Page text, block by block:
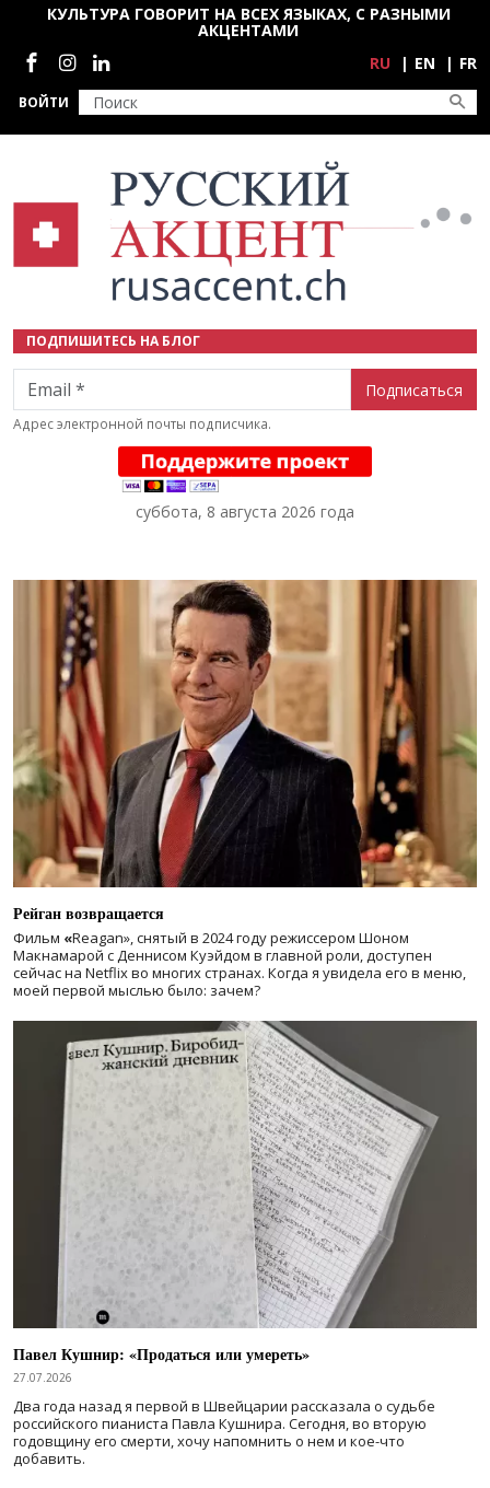
Перейти к основному содержанию
ВОЙТИ
КУЛЬТУРА ГОВОРИТ НА ВСЕХ ЯЗЫКАХ, С РАЗНЫМИ
АКЦЕНТАМИ
Социальные сети
RU EN FR
ПОДПИШИТЕСЬ НА БЛОГ
Email
Адрес электронной почты подписчика.
суббота, 8 августа 2026 года
Рейган возвращается
Фильм «Reagan», снятый в 2024 годурежиссером Шоном
Макнамарой с Деннисом Куэйдом в главной роли, доступен
сейчас на Netflix во многих странах. Когда я увидела его в меню,
моей первой мыслью было: зачем?
Павел Кушнир: «Продаться или умереть»
27.07.2026
Два года назад я первой в Швейцарии рассказала о судьбе
российского пианиста Павла Кушнира. Сегодня, во вторую
годовщину его смерти, хочу напомнить о нем и кое-что
добавить.